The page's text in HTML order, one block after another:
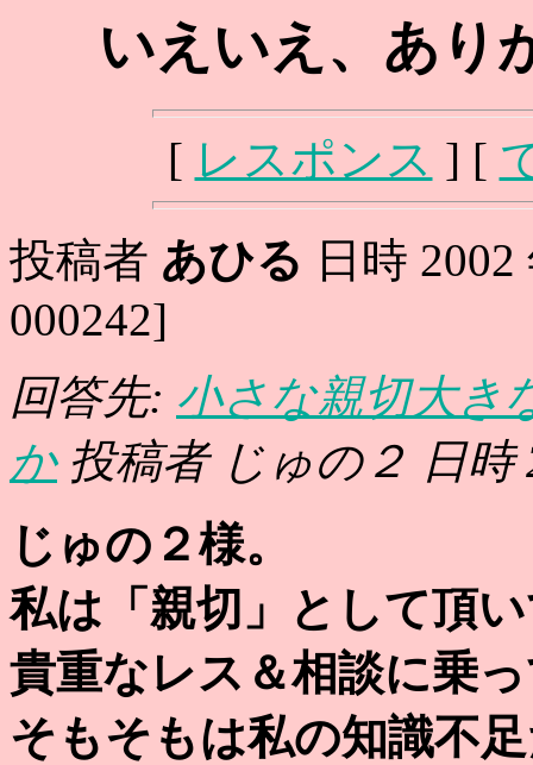
いえいえ、あり
[ レスポンス ] [
投稿者 あひる 日時
000242]
回答先: 小さな親切大き
か投稿者 じゅの２ 日時
じゅの２様。
私は「親切」として頂
貴重なレス＆相談に乗
そもそもは私の知識不